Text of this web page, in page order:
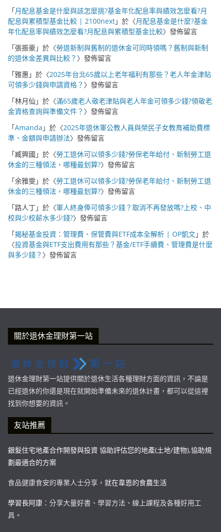
「月配息基金是什麼與該怎麼挑?基金年化配息率與績效怎麼看?月
配息與累積型基金比較 | 2100next」於〈月配息基金是什麼?基金
年化配息率與績效怎麼看?月配息與累積型基金比較〉發佈留言
「張振豪」於〈勞退新制與舊制的退休金可同時領嗎？舊制與新制
的退休金差異與比較？ 〉發佈留言
「雅惠 」於〈2025年台北65歲以上老年福利有那些？老人年金津貼
可領多少錢與申請資格？ 〉發佈留言
「林月仙 」於〈滿65歲老人敬老津貼與老人年金可領多少錢?領敬老
金資格查詢與準備文件？ 〉發佈留言
「Amanda 」於〈2025年退休軍公教人員與榮民子女教育補助費標
準、金額與申請辦法〉發佈留言
「臧興國 」於〈勞工退休可以領多少錢?勞保老年給付、新制勞工退
休金的三種領法，哪種最划算?〉發佈留言
「余雅雯」於〈勞工退休可以領多少錢?勞保老年給付、新制勞工退
休金的三種領法，哪種最划算?〉發佈留言
「路人丁」於〈軍人終身俸可領多少錢？取消不再發放嗎?上校、中
校與少校薪水多少錢?〉發佈留言
「揭秘基金投資：管理費、保管費與ETF成本全解析 | OP凱文」於
〈投資基金與ETF支出費用有那些？基金/ETF手續費、管理費是什麼
與多少錢？ 〉發佈留言
關於退休金理財第一站
退休金理財第一站提供關於退休生活各種理財方面的資訊，不論是
已經退休的你還是現在就開始準備未來的退休計畫，都可以從這裡
找到你想要的資訊。
友站推薦
銀髮住宅地產合作開發與投資 協助評估您的地產(土地/建物),協助規
劃最適合的方案
食品健康食安的專業人士分享， 就在韋恩的食農生活
學習長阿康 ：分享大量好書、學習方法、線上課程及各種好用工
具。